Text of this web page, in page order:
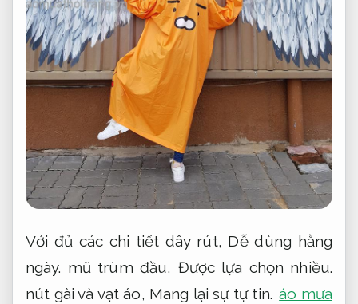
Với đủ các chi tiết dây rút, Dễ dùng hằng
ngày. mũ trùm đầu, Được lựa chọn nhiều.
nút gài và vạt áo, Mang lại sự tự tin. áo mưa